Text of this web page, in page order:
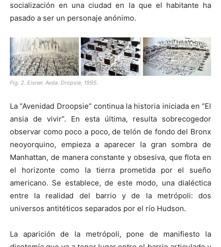
socialización en una ciudad en la que el habitante ha
pasado a ser un personaje anónimo.
Fig. 2. Eisner. Avda. Dropsie, 1995.
La “Avenidad Droopsie” continua la historia iniciada en “El
ansia de vivir”. En esta última, resulta sobrecogedor
observar como poco a poco, de telón de fondo del Bronx
neoyorquino, empieza a aparecer la gran sombra de
Manhattan, de manera constante y obsesiva, que flota en
el horizonte como la tierra prometida por el sueño
americano. Se establece, de este modo, una dialéctica
entre la realidad del barrio y de la metrópoli: dos
universos antitéticos separados por el río Hudson.
La aparición de la metrópoli, pone de manifiesto la